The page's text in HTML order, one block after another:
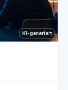
KI-generiert